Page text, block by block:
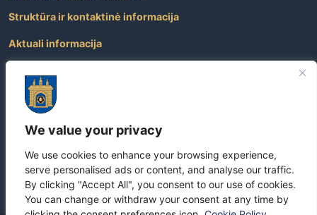
We value your privacy
We use cookies to enhance your browsing experience,
serve personalised ads or content, and analyse our traffic.
By clicking "Accept All", you consent to our use of cookies.
You can change or withdraw your consent at any time by
Struktūra ir kontaktinė informacija
Aktuali informacija
Atviri duomenys
Nuorodos
Dažniausiai užduodami klausimai
Apie savivaldybę